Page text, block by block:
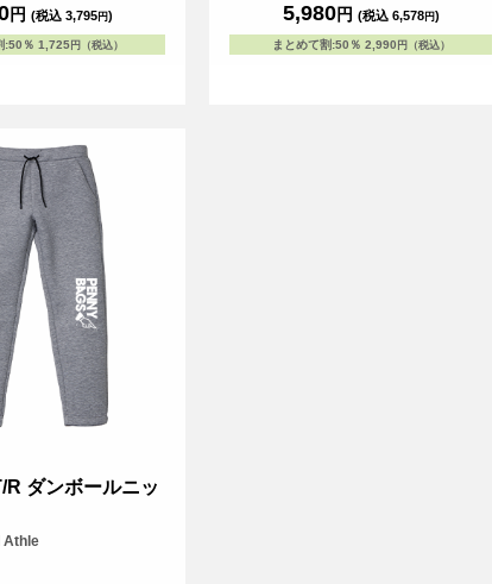
円 (税込 3,795円)
:50％ 1,725円（税込）
5,980円 (税込 6,578円)
まとめて割:50％ 2,990 円（税込）
R ダンボールニッ
Athle